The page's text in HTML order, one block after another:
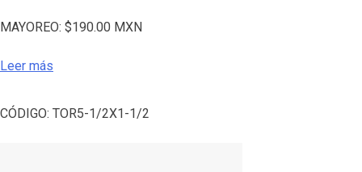
MAYOREO: $190.00 MXN
Leer más
CÓDIGO: TOR5-1/2X1-1/2